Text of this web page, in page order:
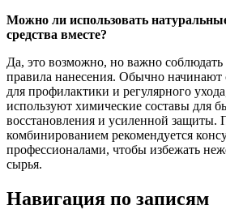
Можно ли использовать
средства вместе?
Да, это возможно, но важно соблюдать
правила нанесения. Обычно начинают
для профилактики и регулярного
используют химические составы для
восстановления и усиленной защиты.
комбинированием рекомендуется
профессионалами, чтобы избежать
сырья.
Навигация по записям